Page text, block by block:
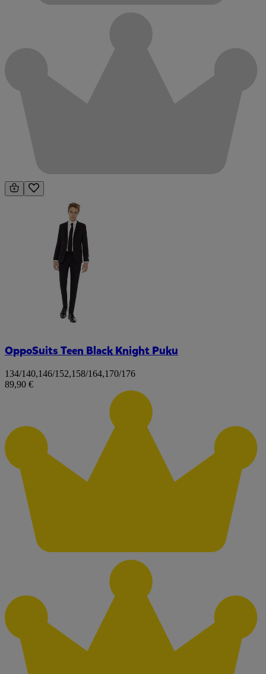
OppoSuits Teen Black Knight Puku
134/140,146/152,158/164,170/176
89,90 €